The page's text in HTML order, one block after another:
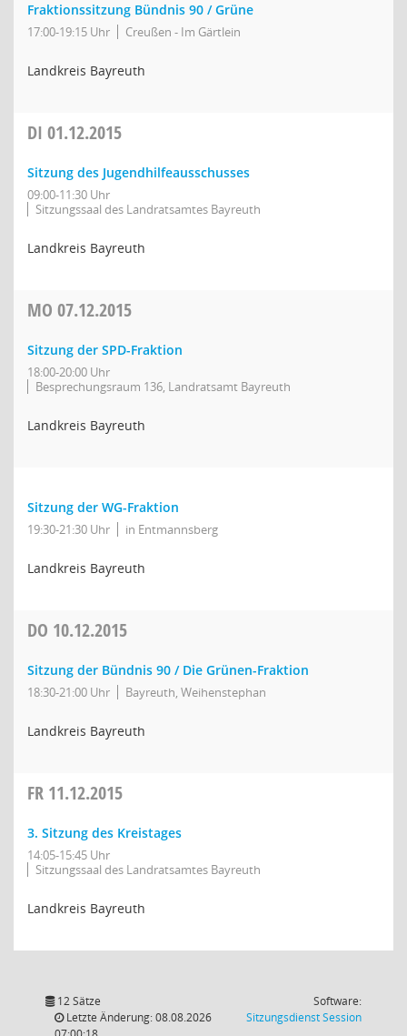
Fraktionssitzung Bündnis 90 / Grüne
17:00-19:15 Uhr Creußen - Im Gärtlein
Landkreis Bayreuth
DI 01.12.2015
Sitzung des Jugendhilfeausschusses
09:00-11:30 Uhr
Sitzungssaal des Landratsamtes Bayreuth
Landkreis Bayreuth
MO 07.12.2015
Sitzung der SPD-Fraktion
18:00-20:00 Uhr
Besprechungsraum 136, Landratsamt Bayreuth
Landkreis Bayreuth
Sitzung der WG-Fraktion
19:30-21:30 Uhr in Entmannsberg
Landkreis Bayreuth
DO 10.12.2015
Sitzung der Bündnis 90 / Die Grünen-Fraktion
18:30-21:00 Uhr Bayreuth, Weihenstephan
Landkreis Bayreuth
FR 11.12.2015
3. Sitzung des Kreistages
14:05-15:45 Uhr
Sitzungssaal des Landratsamtes Bayreuth
Landkreis Bayreuth
12 Sätze
Letzte Änderung: 08.08.2026
Software:
SitzungsdienstSession(Wird in